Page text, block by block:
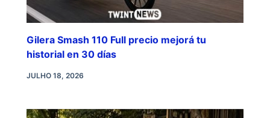
Gilera Smash 110 Full precio mejorá tu
historial en 30 días
JULHO 18, 2026